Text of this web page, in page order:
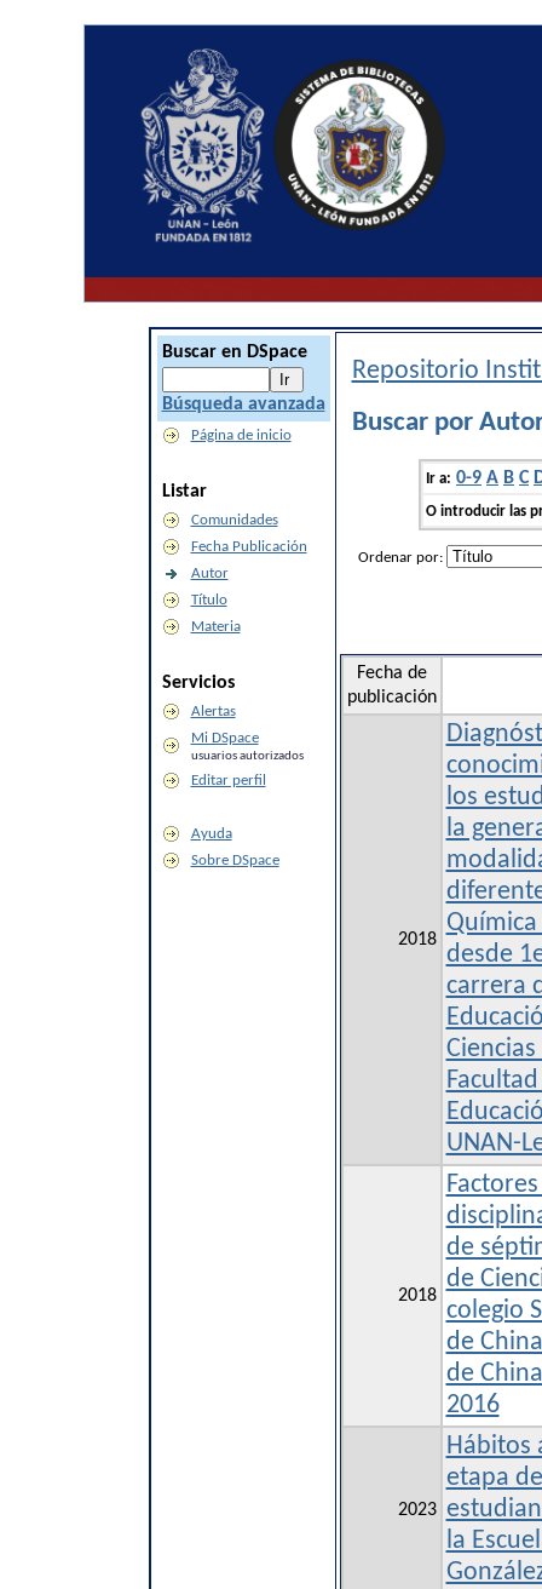
Buscar en DSpace
Búsqueda avanzada
Página de inicio
Listar
Comunidades
Fecha Publicación
Autor
Título
Materia
Servicios
Alertas
Mi DSpace
usuarios autorizados
Editar perfil
Ayuda
Sobre DSpace
Repositorio
Buscar por
Ir a: 0-9 A B C
O introducir las
Ordenar por:
Fecha de
publicación
2018
los
la
desde
carrera
UNAN-
2018
de
de
colegio
de
de
2016
2023
Hábitos
etapa
la